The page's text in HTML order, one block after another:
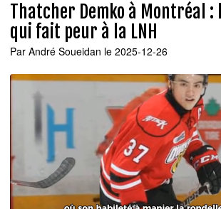
Thatcher Demko à Montréal
qui fait peur à la LNH
Par André Soueidan le 2025-12-26